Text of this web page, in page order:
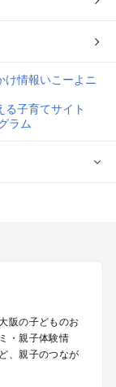
かけ
出かけ
け
ールお出かけ
け
阪の子どものお
・親子体験情
、親子のつなが